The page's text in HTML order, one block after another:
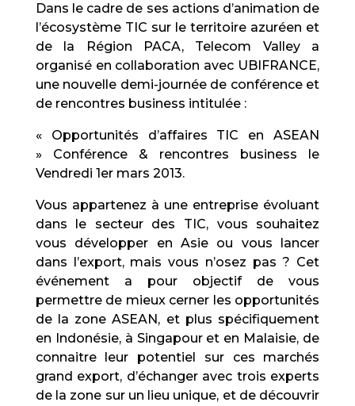
Dans le cadre de ses actions d’animation de
l’écosystème TIC sur le territoire azuréen et
de la Région PACA, Telecom Valley a
organisé en collaboration avec UBIFRANCE,
une nouvelle demi-journée de conférence et
de rencontres business intitulée :
« Opportunités d’affaires TIC en ASEAN
» Conférence & rencontres business le
Vendredi 1er mars 2013.
Vous appartenez à une entreprise évoluant
dans le secteur des TIC, vous souhaitez
vous développer en Asie ou vous lancer
dans l’export, mais vous n’osez pas ? Cet
événement a pour objectif de vous
permettre de mieux cerner les opportunités
de la zone ASEAN, et plus spécifiquement
en Indonésie, à Singapour et en Malaisie, de
connaitre leur potentiel sur ces marchés
grand export, d’échanger avec trois experts
de la zone sur un lieu unique, et de découvrir